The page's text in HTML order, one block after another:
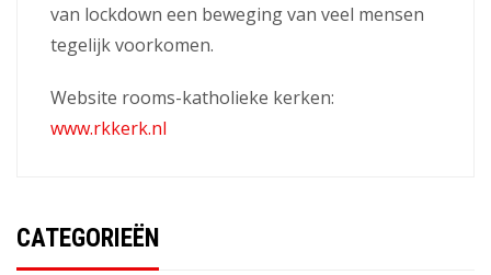
van lockdown een beweging van veel mensen
tegelijk voorkomen.
Website rooms-katholieke kerken:
www.rkkerk.nl
CATEGORIEËN